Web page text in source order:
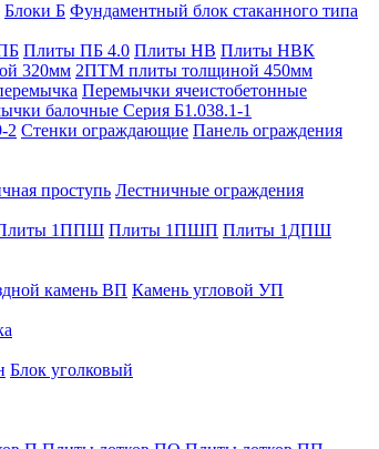
Блоки Б Фундаментный блок стаканного типа
Плиты ПБ 4.0 Плиты НВ Плиты НВК
320мм 2ПТМ плиты толщиной 450мм
Перемычки ячеистобетонные
балочные Серия Б1.038.1-1
2 Стенки ограждающие Панель ограждения
проступь Лестничные ограждения
1ППШ Плиты 1ПШП Плиты 1ДПШ
камень ВП Камень угловой УП
Блок уголковый